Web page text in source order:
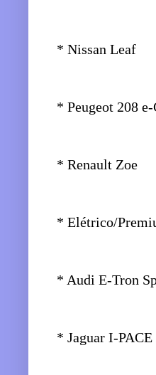
* Nissan Leaf
* Peugeot 208
* Renault Zoe
* Elétrico/
* Audi E-Tron
* Jaguar I-PACE